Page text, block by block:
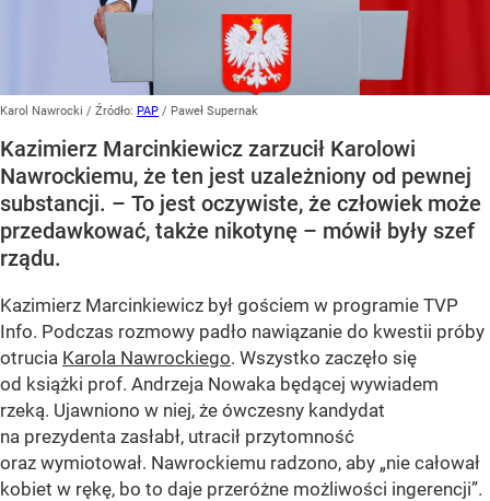
Karol Nawrocki / Źródło: PAP / Paweł Supernak
Kazimierz Marcinkiewicz zarzucił Karolowi
Nawrockiemu, że ten jest uzależniony od pewnej
substancji. – To jest oczywiste, że człowiek może
przedawkować, także nikotynę – mówił były szef
rządu.
Kazimierz Marcinkiewicz był gościem w programie TVP
Info. Podczas rozmowy padło nawiązanie do kwestii próby
otrucia Karola Nawrockiego. Wszystko zaczęło się
od książki prof. Andrzeja Nowaka będącej wywiadem
rzeką. Ujawniono w niej, że ówczesny kandydat
na prezydenta zasłabł, utracił przytomność
oraz wymiotował. Nawrockiemu radzono, aby „nie całował
kobiet w rękę, bo to daje przeróżne możliwości ingerencji”.